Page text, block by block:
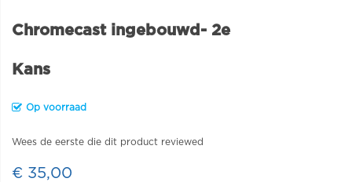
Chromecast ingebouwd- 2e
Kans
Op voorraad
Wees de eerste die dit product reviewed
€ 35,00